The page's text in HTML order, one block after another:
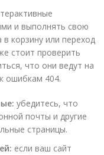
и выполнять свою
корзину или переход
стоит проверить
что они ведут на
ошибкам 404.
убедитесь, что
почты и другие
страницы.
если ваш сайт